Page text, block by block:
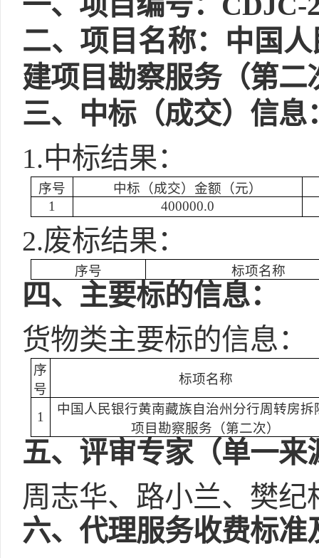
二、项目名称：中国
建项目勘察服务（第二
三、中标（成交）信息
1.中标结果：
序号
中标（成交）金额（元）
1
400000.0
2.废标结果：
序号 标项名称
四、主要标的信息：
货物类主要标的信息：
序
号
标项名称
1
中国人民银行黄南藏族自治州分行周转房拆
项目勘察服务（第二次）
五、评审专家（单一
周志华、路小兰、樊纪
六、代理服务收费标准